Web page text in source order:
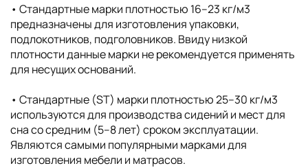
• Cтандартные марки плотностью 16–23 кг/м3
предназначены для изготовления упаковки,
подлокотников, подголовников. Ввиду низкой
плотности данные марки не рекомендуется применять
для несущих оснований.
• Стандартные (ST) марки плотностью 25–30 кг/м3
используются для производства сидений и мест для
сна со средним (5–8 лет) сроком эксплуатации.
Являются самыми популярными марками для
изготовления мебели и матрасов.